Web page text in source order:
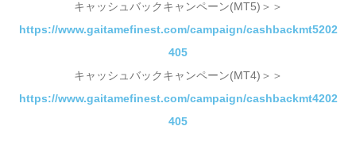
キャッシュバックキャンペーン(MT5)＞＞
https://www.gaitamefinest.com/campaign/cashbackmt5202
405
キャッシュバックキャンペーン(MT4)＞＞
https://www.gaitamefinest.com/campaign/cashbackmt4202
405